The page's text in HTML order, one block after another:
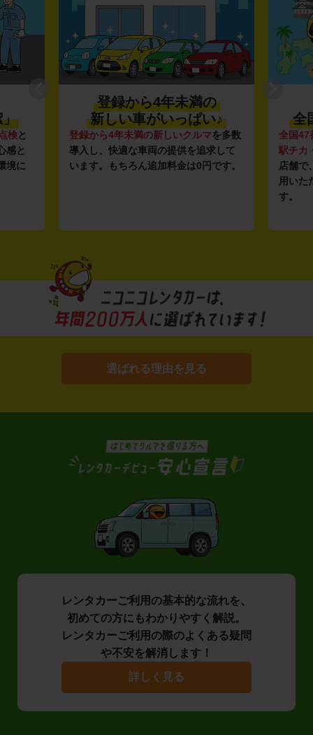
」
検と
感と
境に
登録から4年未満の
新しい車がいっぱい♪
登録から4年未満の新しいクルマを多数
導入し、快適な車両の提供を追求して
います。もちろん追加料金は0円です。
全
全国47
駅チカ
店舗で
用いた
す。
選ばれる理由を見る
レンタカーご利用の基本的な流れを、
初めての方にもわかりやすく解説。
レンタカーご利用の際のよくある疑問
や不安を解消します！
詳しく見る